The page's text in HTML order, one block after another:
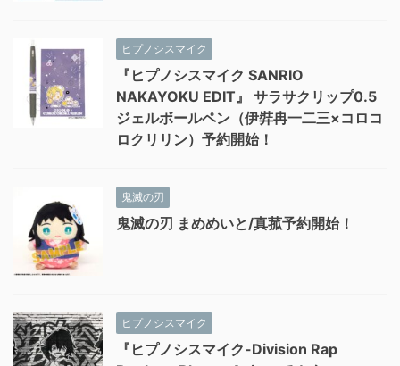
ヒプノシスマイク
『ヒプノシスマイク SANRIO
NAKAYOKU EDIT』 サラサクリップ0.5
ジェルボールペン（伊弉冉一二三×コロコ
ロクリリン）予約開始！
鬼滅の刃
鬼滅の刃 まめめいと/真菰予約開始！
ヒプノシスマイク
『ヒプノシスマイク-Division Rap